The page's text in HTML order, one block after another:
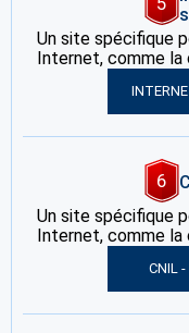
Un site spécifique
Internet, comme
6
Un site spécifique
Internet, comme
CNIL -